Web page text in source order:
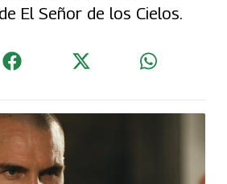
El Señor de los Cielos.